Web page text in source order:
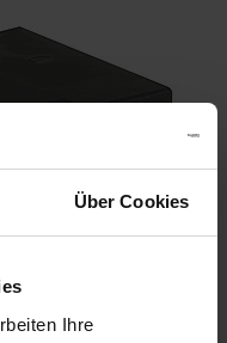
Über Cookies
Ihre